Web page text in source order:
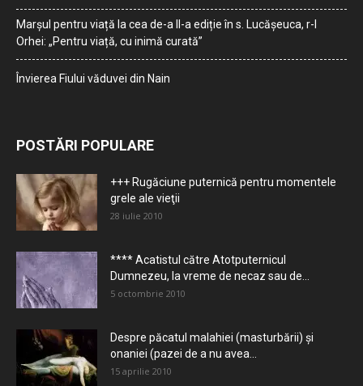
Marșul pentru viață la cea de-a II-a ediție în s. Lucășeuca, r-l
Orhei: „Pentru viață, cu inimă curată”
Învierea Fiului văduvei din Nain
POSTĂRI POPULARE
+++ Rugăciune puternică pentru momentele
grele ale vieţii
28 iulie 2010
**** Acatistul către Atotputernicul
Dumnezeu, la vreme de necaz sau de...
5 octombrie 2010
Despre păcatul malahiei (masturbării) şi
onaniei (pazei de a nu avea...
15 aprilie 2010